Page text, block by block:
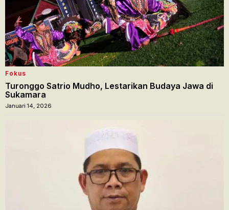
Fokus
Turonggo Satrio Mudho, Lestarikan Budaya Jawa di
Sukamara
Januari 14, 2026